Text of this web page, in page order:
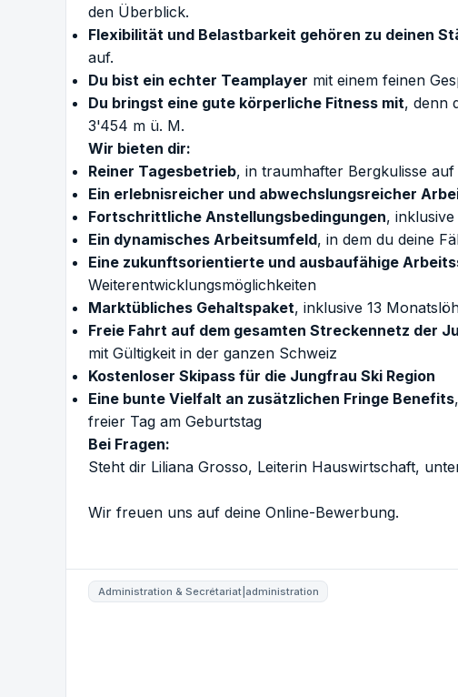
den Überblick.
Flexibilität und Belastbarkeit gehören zu deinen
auf.
Du bist ein echter Teamplayer mit einem feinen
Du bringst eine gute körperliche Fitness mit, denn
3'454 m ü. M.
Wir bieten dir:
Reiner Tagesbetrieb, in traumhafter Bergkulisse
Ein erlebnisreicher und abwechslungsreicher
Fortschrittliche Anstellungsbedingungen,
Ein dynamisches Arbeitsumfeld, in dem du deine
Eine zukunftsorientierte und ausbaufähige
Weiterentwicklungsmöglichkeiten
Marktübliches Gehaltspaket, inklusive 13
Freie Fahrt auf dem gesamten Streckennetz der
mit Gültigkeit in der ganzen Schweiz
Kostenloser Skipass für die Jungfrau Ski Region
Eine bunte Vielfalt an zusätzlichen Fringe Benefits
freier Tag am Geburtstag
Bei Fragen:
Steht dir Liliana Grosso, Leiterin Hauswirtschaft,
Wir freuen uns auf deine Online-Bewerbung.
Administration & Secrétariat|administration